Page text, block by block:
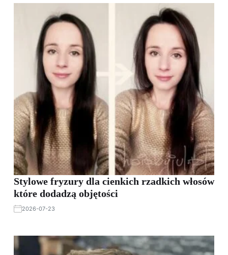
Stylowe fryzury dla cienkich rzadkich włosów
które dodadzą objętości
2026-07-23